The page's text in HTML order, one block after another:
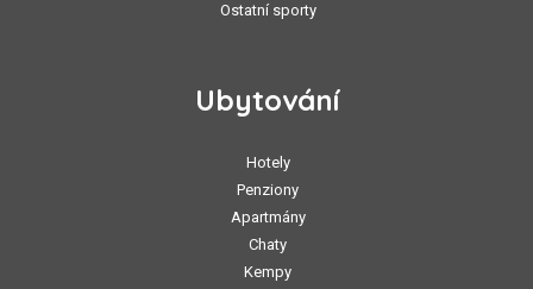
Ostatní sporty
Ubytování
Hotely
Penziony
Apartmány
Chaty
Kempy